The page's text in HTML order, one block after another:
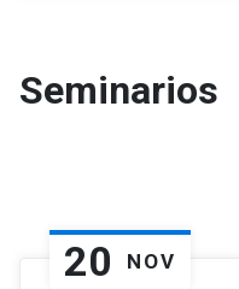
Seminarios
20 NOV